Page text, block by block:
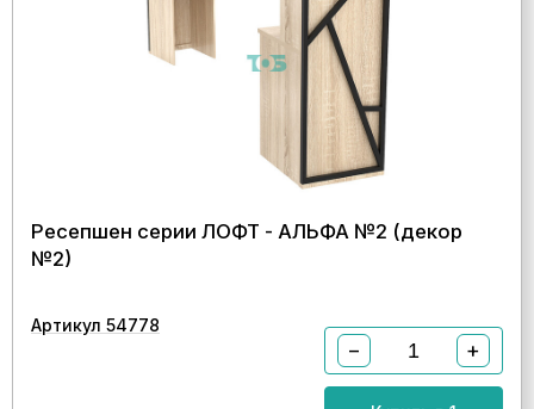
Ресепшен серии ЛОФТ - АЛЬФА №2 (декор
№2)
Артикул 54778
− +